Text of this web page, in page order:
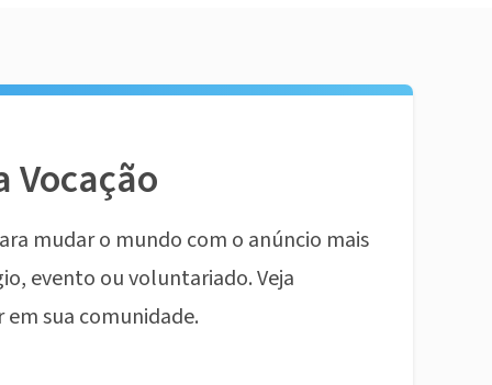
Vocação
mudar o mundo com o anúncio mais
evento ou voluntariado. Veja
sua comunidade.